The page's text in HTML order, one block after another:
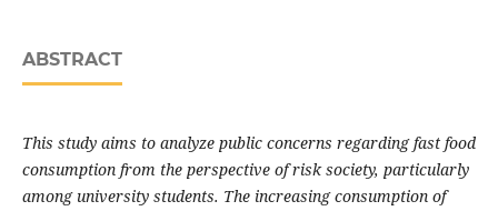
ABSTRACT
This study aims to analyze public concerns regarding fast food
consumption from the perspective of risk society, particularly
among university students. The increasing consumption of